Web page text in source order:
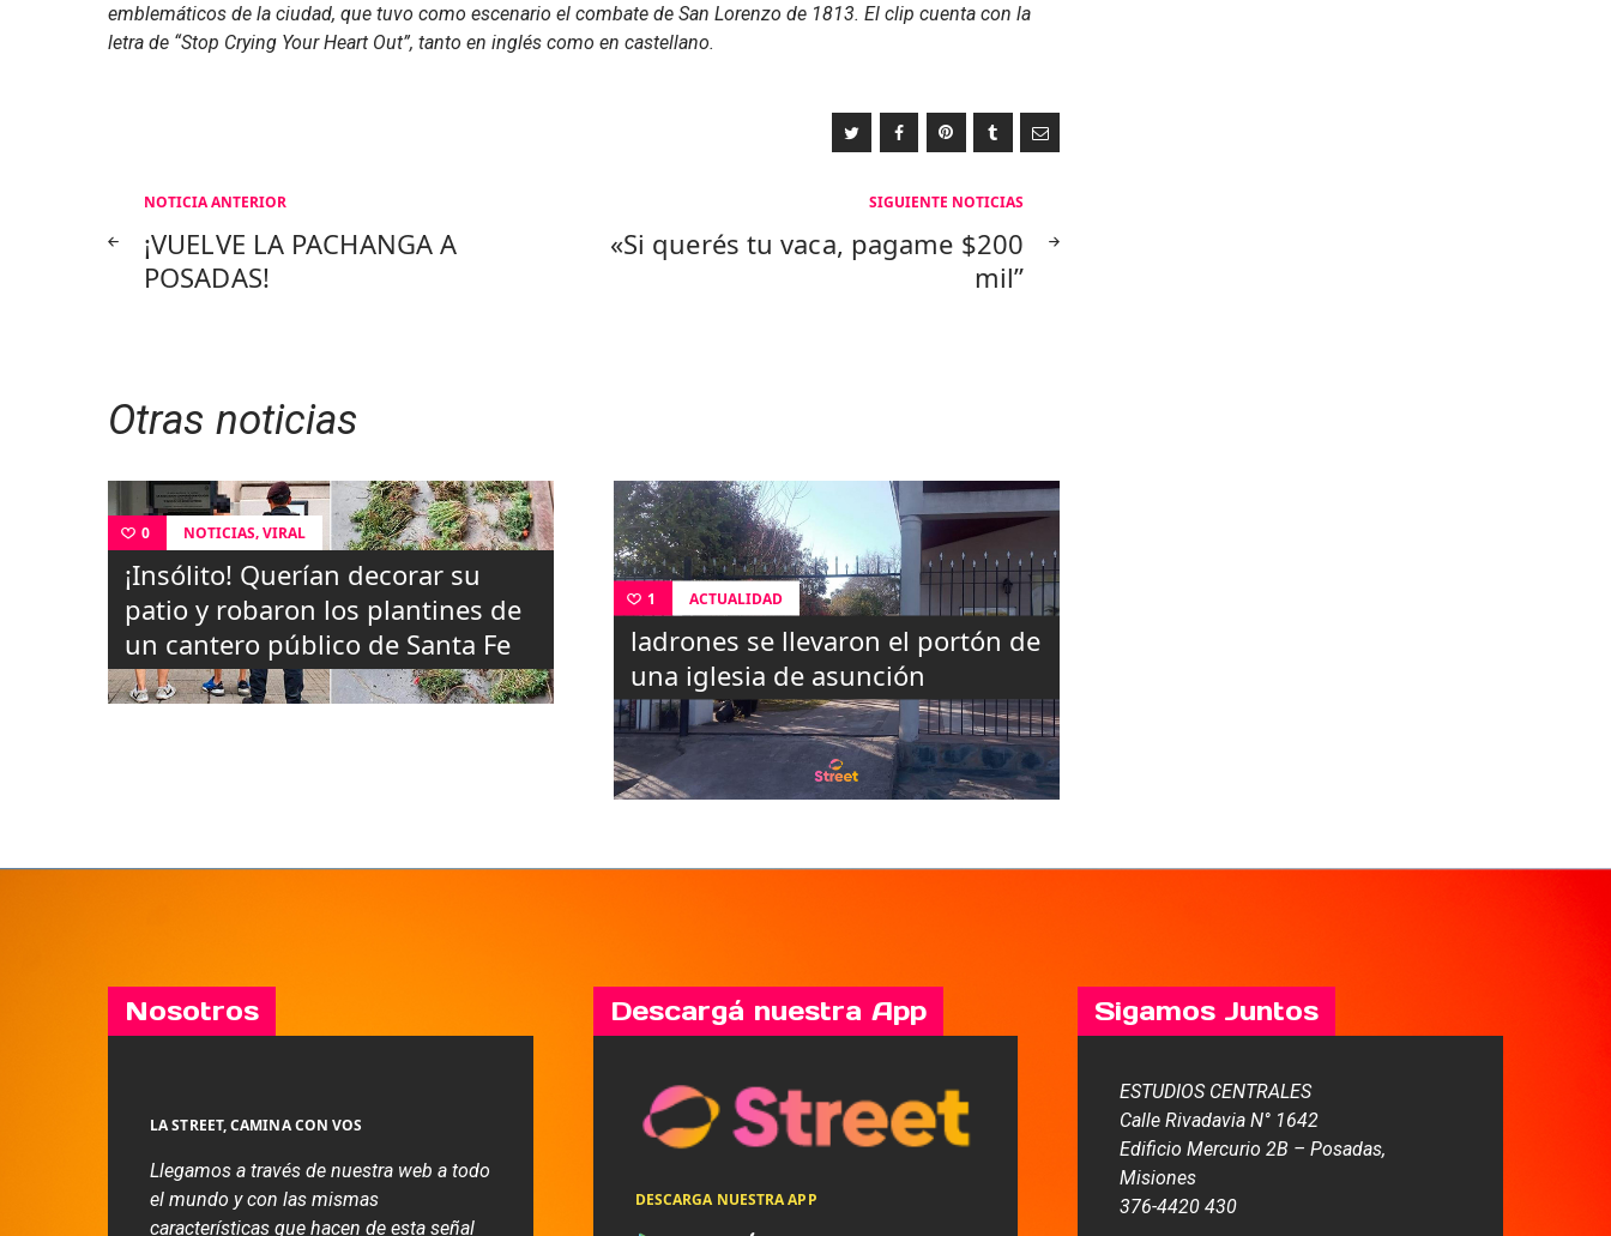
emblemáticos de la ciudad, que tuvo como escenario el combate de San Lorenzo de 1813. El clip cuenta con la
letra de “Stop Crying Your Heart Out”, tanto en inglés como en castellano.
Navegación
de
NOTICIA ANTERIOR
¡VUELVE LA PACHANGA A
POSADAS!
SIGUIENTE NOTICIAS
«Si querés tu vaca, pagame $200
mil”
Otras noticias
0 NOTICIAS,VIRAL
¡Insólito! Querían decorar su
patio y robaron los plantines de
un cantero público de Santa Fe
1 ACTUALIDAD
ladrones se llevaron el portón de
una iglesia de asunción
Nosotros
LA STREET, CAMINA CON VOS
Llegamos a través de nuestra web a todo
el mundo y con las mismas
características que hacen de esta señal
Descargá nuestra App
DESCARGA NUESTRA APP
Sigamos Juntos
ESTUDIOS CENTRALES
Calle Rivadavia N° 1642
Edificio Mercurio 2B – Posadas,
Misiones
376-4420 430